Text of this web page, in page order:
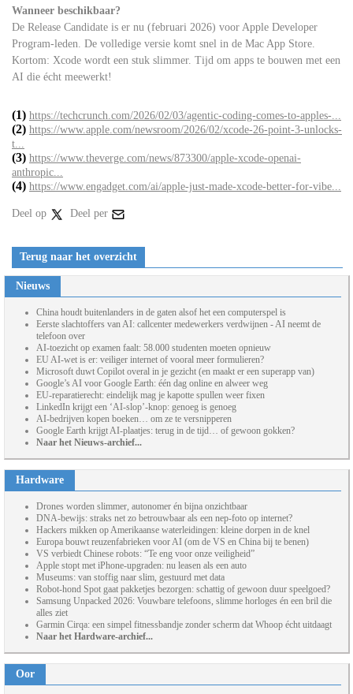
Wanneer beschikbaar?
De Release Candidate is er nu (februari 2026) voor Apple Developer
Program-leden. De volledige versie komt snel in de Mac App Store.
Kortom: Xcode wordt een stuk slimmer. Tijd om apps te bouwen met een
AI die écht meewerkt!
(1) https://techcrunch.com/2026/02/03/agentic-coding-comes-to-apples-...
(2) https://www.apple.com/newsroom/2026/02/xcode-26-point-3-unlocks-
t...
(3) https://www.theverge.com/news/873300/apple-xcode-openai-
anthropic...
(4) https://www.engadget.com/ai/apple-just-made-xcode-better-for-vibe...
Deel op Deel per
Terug naar het overzicht
Nieuws
China houdt buitenlanders in de gaten alsof het een computerspel is
Eerste slachtoffers van AI: callcenter medewerkers verdwijnen - AI neemt de
telefoon over
AI-toezicht op examen faalt: 58.000 studenten moeten opnieuw
EU AI-wet is er: veiliger internet of vooral meer formulieren?
Microsoft duwt Copilot overal in je gezicht (en maakt er een superapp van)
Google’s AI voor Google Earth: één dag online en alweer weg
EU-reparatierecht: eindelijk mag je kapotte spullen weer fixen
LinkedIn krijgt een ‘AI-slop’-knop: genoeg is genoeg
AI-bedrijven kopen boeken… om ze te versnipperen
Google Earth krijgt AI-plaatjes: terug in de tijd… of gewoon gokken?
Naar het Nieuws-archief...
Hardware
Drones worden slimmer, autonomer én bijna onzichtbaar
DNA-bewijs: straks net zo betrouwbaar als een nep-foto op internet?
Hackers mikken op Amerikaanse waterleidingen: kleine dorpen in de knel
Europa bouwt reuzenfabrieken voor AI (om de VS en China bij te benen)
VS verbiedt Chinese robots: “Te eng voor onze veiligheid”
Apple stopt met iPhone-upgraden: nu leasen als een auto
Museums: van stoffig naar slim, gestuurd met data
Robot-hond Spot gaat pakketjes bezorgen: schattig of gewoon duur speelgoed?
Samsung Unpacked 2026: Vouwbare telefoons, slimme horloges én een bril die
alles ziet
Garmin Cirqa: een simpel fitnessbandje zonder scherm dat Whoop écht uitdaagt
Naar het Hardware-archief...
Oor